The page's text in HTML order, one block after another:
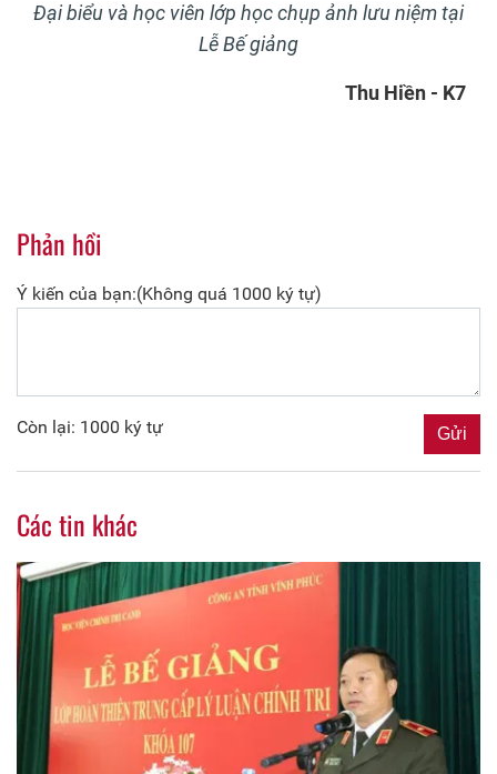
Đại biểu và học viên lớp học chụp ảnh lưu niệm tại
Lễ Bế giảng
Thu Hiền - K7
Phản hồi
Ý kiến của bạn:(Không quá 1000 ký tự)
Còn lại: 1000 ký tự
Các tin khác